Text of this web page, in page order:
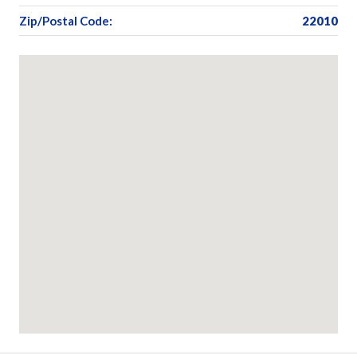
Zip/Postal Code: 22010